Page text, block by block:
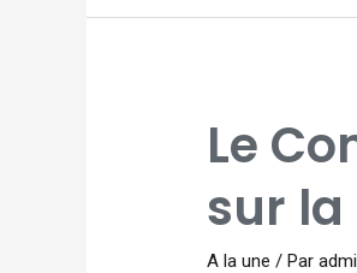
Le
sur la
A la une / Par
CONSEIL
SAISI
DE
2026